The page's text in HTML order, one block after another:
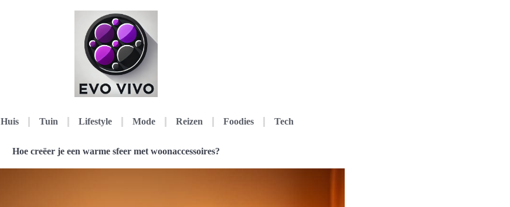
Huis Tuin Lifestyle Mode Reizen Foodies Tech
Hoe creëer je een warme sfeer met woonaccessoires?